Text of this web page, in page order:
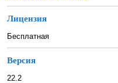
Лицензия
Бесплатная
Версия
22.2